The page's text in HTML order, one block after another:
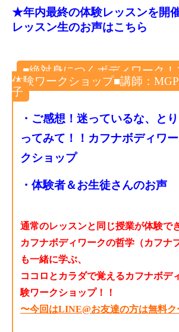
★年内最終の体験レッスンを開
レッスン生のお声はこちら
■絶対身につくボディワーク！
体験ワークショップ■講師：
子
・ご感想！迷っているな、と
ってみて！！カフナボディワ
クショップ
・体験者＆お生徒さんのお声
通常のレッスンと同じ授業が体験で
カフナボディワークの哲学（カフナ
も一緒に学ぶ、
ココロとカラダで覚えるカフナボデ
験ワークショップ！！
〜今回はLINE@お友達の方は無料ク